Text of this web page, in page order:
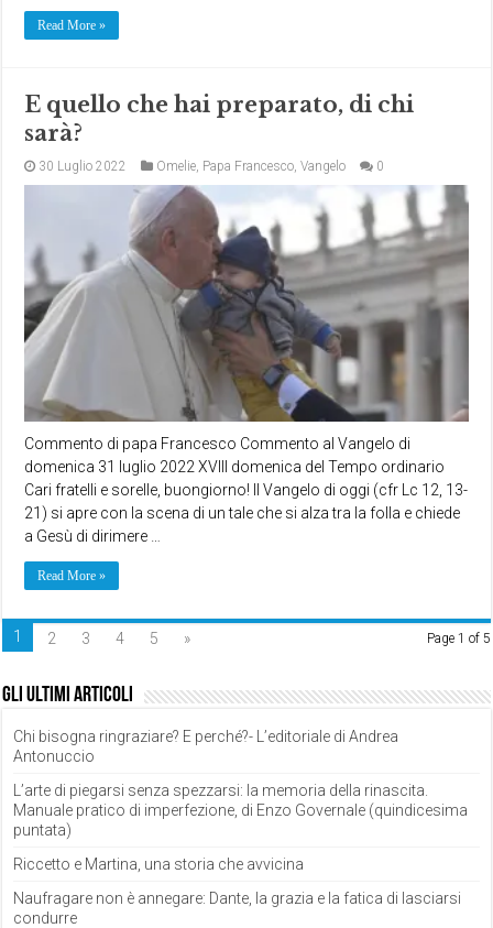
Read More »
E quello che hai preparato, di chi
sarà?
30 Luglio 2022 Omelie, Papa Francesco,Vangelo 0
Commento di papa Francesco Commento al Vangelo di
domenica 31 luglio 2022 XVIII domenica del Tempo ordinario
Cari fratelli e sorelle, buongiorno! Il Vangelo di oggi (cfr Lc 12, 13-
21) si apre con la scena di un tale che si alza tra la folla e chiede
a Gesù di dirimere …
Read More »
Page 1 of 5
1 2 3 4 5 »
Gli ultimi articoli
Chi bisogna ringraziare? E perché?- L’editoriale di Andrea
Antonuccio
L’arte di piegarsi senza spezzarsi: la memoria della rinascita.
Manuale pratico di imperfezione, di Enzo Governale (quindicesima
puntata)
Riccetto e Martina, una storia che avvicina
Naufragare non è annegare: Dante, la grazia e la fatica di lasciarsi
condurre